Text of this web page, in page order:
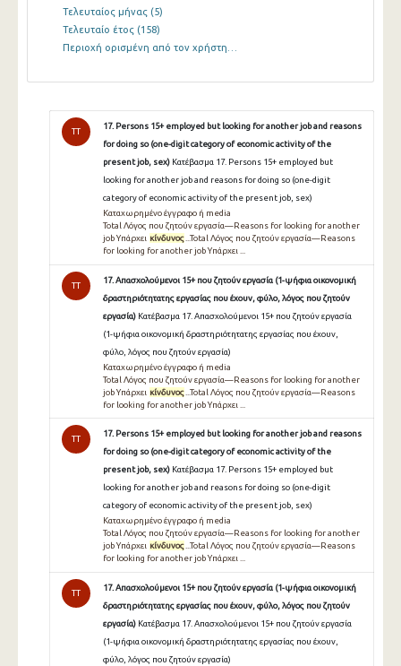
Τελευταίος μήνας (5)
Τελευταίο έτος (158)
Περιοχή ορισμένη από τον χρήστη…
TT
17. Persons 15+ employed but looking for another job and reasons
for doing so (one-digit category of economic activity of the
present job, sex) Κατέβασμα 17. Persons 15+ employed but
looking for another job and reasons for doing so (one-digit
category of economic activity of the present job, sex)
Καταχωρημένο έγγραφο ή media
Total Λόγος που ζητούν εργασία—Reasons for looking for another
job Υπάρχει κίνδυνος...Total Λόγος που ζητούν εργασία—Reasons
for looking for another job Υπάρχει ...
TT
17. Απασχολούμενοι 15+ που ζητούν εργασία (1-ψήφια οικονομική
δραστηριότητατης εργασίας που έχουν, φύλο, λόγος που ζητούν
εργασία) Κατέβασμα 17. Απασχολούμενοι 15+ που ζητούν εργασία
(1-ψήφια οικονομική δραστηριότητατης εργασίας που έχουν,
φύλο, λόγος που ζητούν εργασία)
Καταχωρημένο έγγραφο ή media
Total Λόγος που ζητούν εργασία—Reasons for looking for another
job Υπάρχει κίνδυνος ...Total Λόγος που ζητούν εργασία—Reasons
for looking for another job Υπάρχει ...
TT
17. Persons 15+ employed but looking for another job and reasons
for doing so (one-digit category of economic activity of the
present job, sex) Κατέβασμα 17. Persons 15+ employed but
looking for another job and reasons for doing so (one-digit
category of economic activity of the present job, sex)
Καταχωρημένο έγγραφο ή media
Total Λόγος που ζητούν εργασία—Reasons for looking for another
job Υπάρχει κίνδυνος...Total Λόγος που ζητούν εργασία—Reasons
for looking for another job Υπάρχει ...
TT
17. Απασχολούμενοι 15+ που ζητούν εργασία (1-ψήφια οικονομική
δραστηριότητατης εργασίας που έχουν, φύλο, λόγος που ζητούν
εργασία) Κατέβασμα 17. Απασχολούμενοι 15+ που ζητούν εργασία
(1-ψήφια οικονομική δραστηριότητατης εργασίας που έχουν,
φύλο, λόγος που ζητούν εργασία)